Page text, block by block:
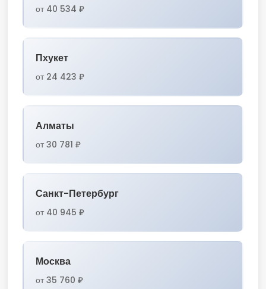
от 40 534 ₽
Пхукет
от 24 423 ₽
Алматы
от 30 781 ₽
Санкт-Петербург
от 40 945 ₽
Москва
от 35 760 ₽